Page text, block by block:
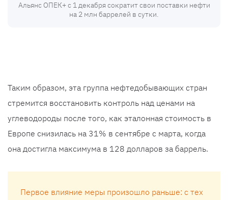
Альянс ОПЕК+ с 1 декабря сократит свои поставки нефти
на 2 млн баррелей в сутки.
Таким образом, эта группа нефтедобывающих стран
стремится восстановить контроль над ценами на
углеводороды после того, как эталонная стоимость в
Европе снизилась на 31% в сентябре с марта, когда
она достигла максимума в 128 долларов за баррель.
Первое влияние меры произошло раньше: с тех